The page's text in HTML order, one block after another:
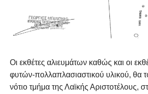
Οι εκθέτες αλιευμάτων καθώς και οι
φυτών-πολλαπλασιαστικού υλικού, θα
νότιο τμήμα της Λαϊκής Αριστοτέλους,